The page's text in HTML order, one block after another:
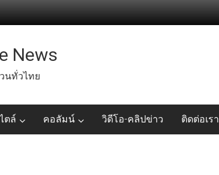
News
นทั่วไทย
ตล์ คอลัมน์ วิดีโอ-คลิปข่าว ติดต่อเรา